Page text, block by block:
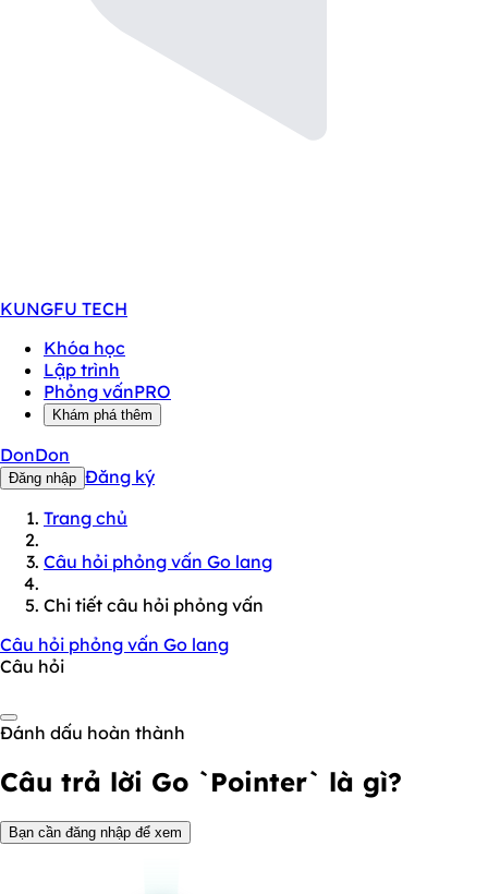
KUNGFU TECH
Khóa học
Lập trình
Phỏng vấnPRO
Khám phá thêm
DonDon
Đăng nhập Đăng ký
Trang chủ
Câu hỏi phỏng vấn Go lang
Chi tiết câu hỏi phỏng vấn
Câu hỏi phỏng vấn Go lang
Câu hỏi
Đánh dấu hoàn thành
Câu trả lời Go `Pointer` là gì?
Bạn cần đăng nhập để xem